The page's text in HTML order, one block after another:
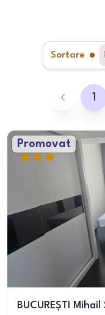
Sortare
1
Promovat
BUCUREȘTI